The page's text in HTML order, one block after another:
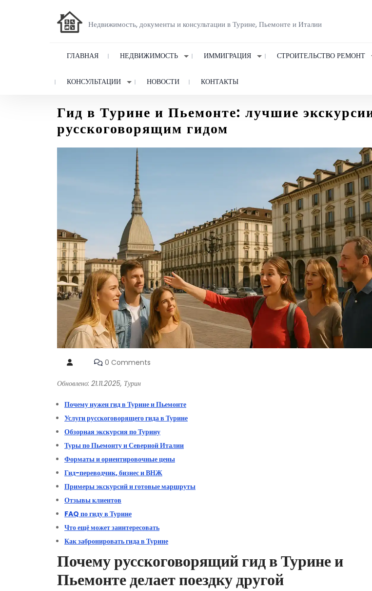
Недвижимость, документы и консультации в Турине, Пьемонте и Италии
ГЛАВНАЯ НЕДВИЖИМОСТЬ ИММИГРАЦИЯ СТРОИТЕЛЬСТВО РЕМОНТ
КОНСУЛЬТАЦИИ НОВОСТИ КОНТАКТЫ
Гид в Турине и Пьемонте: лучшие
русскоговорящим гидом
0 Comments
Обновлено: 21.11.2025, Турин
Почему нужен гид в Турине и Пьемонте
Услуги русскоговорящего гида в Турине
Обзорная экскурсия по Турину
Туры по Пьемонту и Северной Италии
Форматы и ориентировочные цены
Гид-переводчик, бизнес и ВНЖ
Примеры экскурсий и готовые маршруты
Отзывы клиентов
FAQ по гиду в Турине
Что ещё может заинтересовать
Как забронировать гида в Турине
Почему русскоговорящий гид в Турине и
Пьемонте делает поездку другой